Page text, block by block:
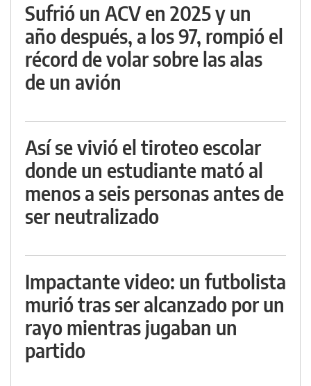
Sufrió un ACV en 2025 y un
año después, a los 97, rompió el
récord de volar sobre las alas
de un avión
Así se vivió el tiroteo escolar
donde un estudiante mató al
menos a seis personas antes de
ser neutralizado
Impactante video: un futbolista
murió tras ser alcanzado por un
rayo mientras jugaban un
partido